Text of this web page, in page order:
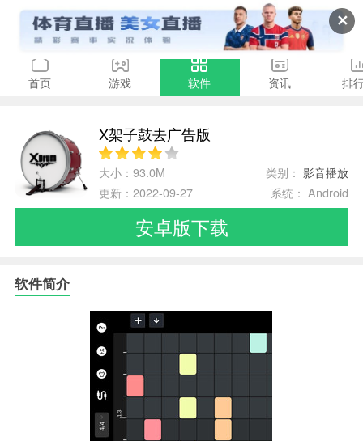
✕
首页 游戏 软件 资讯 排
X架子鼓去广告版
大小：93.0M 类别：影音播放
更新：2022-09-27
系统： Android
安卓版下载
软件简介